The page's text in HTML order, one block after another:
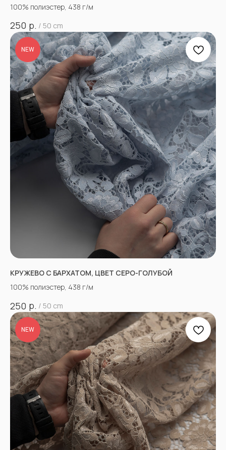
100% полиэстер, 438 г/м
250 р. / 50 cm
NEW
КРУЖЕВО С БАРХАТОМ, ЦВЕТ СЕРО-ГОЛУБОЙ
100% полиэстер, 438 г/м
250 р. / 50 cm
NEW